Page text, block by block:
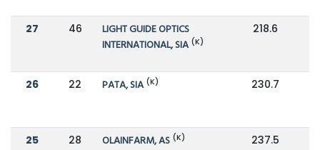
27 46
LIGHT GUIDE OPTICS
INTERNATIONAL, SIA (K)
218.6
26 22 PATA, SIA (K) 230.7
25 28 OLAINFARM, AS (K) 237.5